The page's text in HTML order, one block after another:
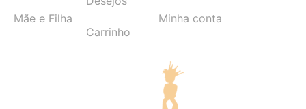
Mãe e Filha
Carrinho
Minha conta